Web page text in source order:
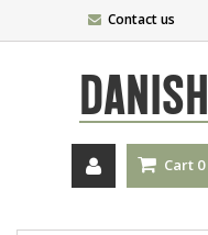
Contact us
DANISH
Cart 0